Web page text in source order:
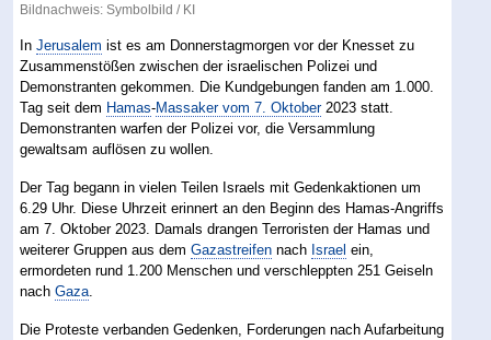
Bildnachweis: Symbolbild / KI
InJerusalem ist es am Donnerstagmorgen vor der Knesset zu
Zusammenstößen zwischen der israelischen Polizei und
Demonstranten gekommen. Die Kundgebungen fanden am 1.000.
Tag seit dem Hamas-Massaker vom 7. Oktober2023 statt.
Demonstranten warfen der Polizei vor, die Versammlung
gewaltsam auflösen zu wollen.
Der Tag begann in vielen Teilen Israels mit Gedenkaktionen um
6.29 Uhr. Diese Uhrzeit erinnert an den Beginn des Hamas-Angriffs
am 7. Oktober 2023. Damals drangen Terroristen der Hamas und
weiterer Gruppen aus demGazastreifen nach Israel ein,
ermordeten rund 1.200 Menschen und verschleppten 251 Geiseln
nachGaza
Die Proteste verbanden Gedenken, Forderungen nach Aufarbeitung